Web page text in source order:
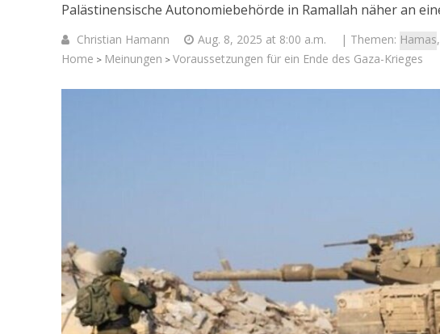
Palästinensische Autonomiebehörde in Ramallah näher an
Christian Hamann Aug. 8, 2025 at 8:00 a.m. | Themen: Hamas,
Home > Meinungen > Voraussetzungen für ein Ende des Gaza-Krieges
Israel
Israelische Wahlen 2026:
die Knesset – Vladimir